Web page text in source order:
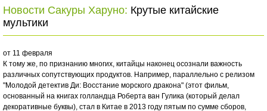
Новости Сакуры Харуно: Крутые китайские
мультики
от 11 февраля
К тому же, по признанию многих, китайцы наконец осознали важность
различных сопутствующих продуктов. Например, параллельно с релизом
"Молодой детектив Ди: Восстание морского дракона" (этот фильм,
основанный на книгах голландца Роберта ван Гулика (который делал
декоративные буквы), стал в Китае в 2013 году пятым по сумме сборов,